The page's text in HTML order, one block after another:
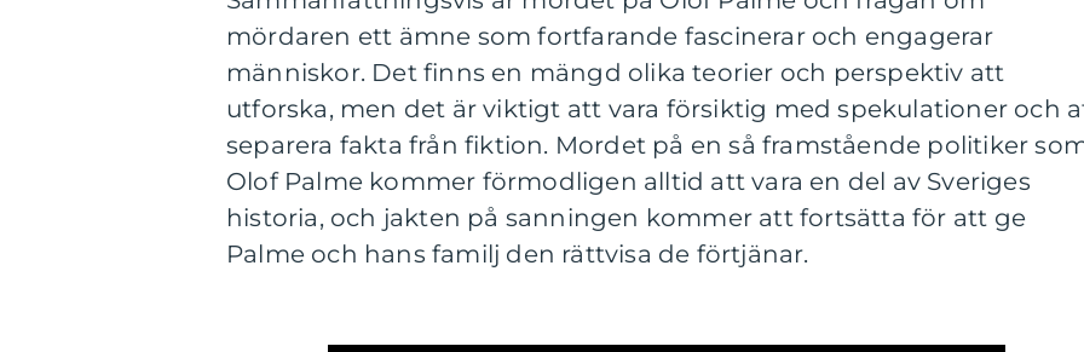
mördaren ett ämne som fortfarande fascinerar och engagerar
människor. Det finns en mängd olika teorier och perspektiv att
utforska, men det är viktigt att vara försiktig med spekulationer och
separera fakta från fiktion. Mordet på en så framstående politiker
Olof Palme kommer förmodligen alltid att vara en del av Sveriges
historia, och jakten på sanningen kommer att fortsätta för att ge
Palme och hans familj den rättvisa de förtjänar.